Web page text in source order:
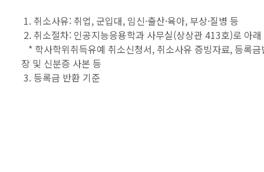
1. 취소사유: 취업, 군입대, 임신·출산·육아, 부상·질병 등
2. 취소절차: 인공지능응용학과 사무실(상상관 413호)로 아
* 학사학위취득유예 취소신청서, 취소사유 증빙자료, 등록
장 및 신분증 사본 등
3. 등록금 반환 기준